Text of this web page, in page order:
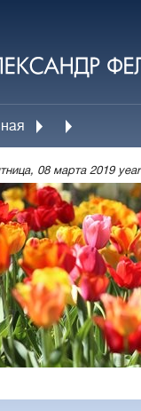
08 марта 2019 year